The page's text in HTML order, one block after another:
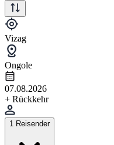
Vizag
Ongole
07.08.2026
+ Rückkehr
1 Reisender